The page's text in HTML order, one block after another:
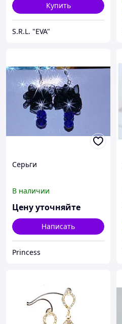
Купить
S.R.L. "EVA"
Серьги
В наличии
Цену уточняйте
Написать
Princess